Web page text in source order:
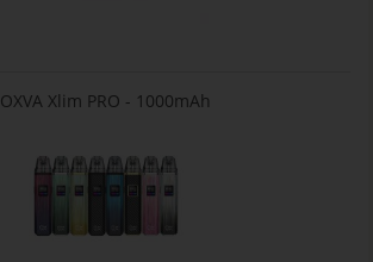
OXVA Xlim PRO - 1000mAh